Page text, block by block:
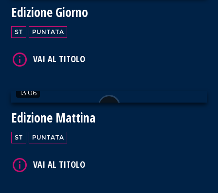
Edizione Giorno
ST PUNTATA
13:06
Edizione Mattina
ST PUNTATA
VAI AL TITOLO
VAI AL TITOLO